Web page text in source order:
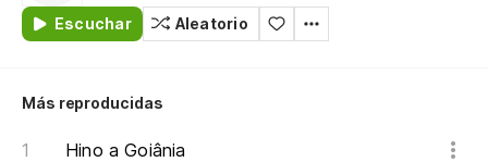
Escuchar Aleatorio
Más reproducidas
Hino a Goiânia